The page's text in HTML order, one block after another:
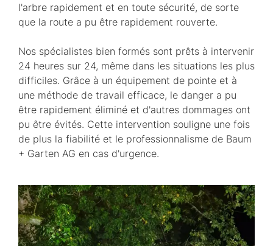
l'arbre rapidement et en toute sécurité, de sorte
que la route a pu être rapidement rouverte.
Nos spécialistes bien formés sont prêts à intervenir
24 heures sur 24, même dans les situations les plus
difficiles. Grâce à un équipement de pointe et à
une méthode de travail efficace, le danger a pu
être rapidement éliminé et d'autres dommages ont
pu être évités. Cette intervention souligne une fois
de plus la fiabilité et le professionnalisme de Baum
+ Garten AG en cas d'urgence.